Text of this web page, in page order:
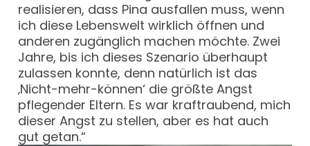
realisieren, dass Pina ausfallen muss, wenn
ich diese Lebenswelt wirklich öffnen und
anderen zugänglich machen möchte. Zwei
Jahre, bis ich dieses Szenario überhaupt
zulassen konnte, denn natürlich ist das
‚Nicht-mehr-können‘ die größte Angst
pflegender Eltern. Es war kraftraubend, mich
dieser Angst zu stellen, aber es hat auch
gut getan.“